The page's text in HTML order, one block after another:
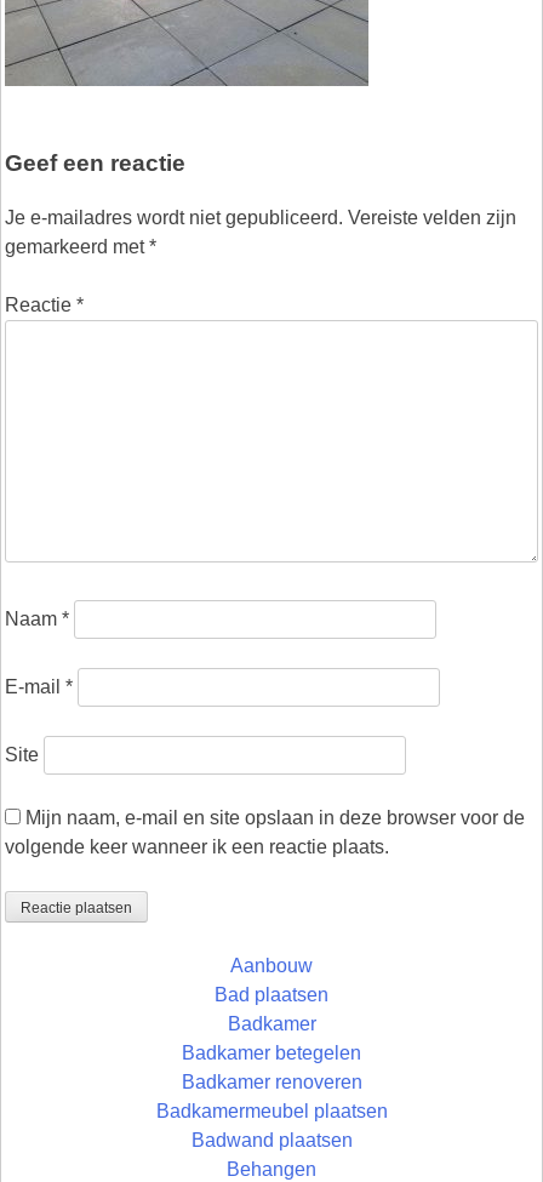
Geef een reactie
Je e-mailadres wordt niet gepubliceerd. Vereiste velden zijn
gemarkeerd met*
Reactie *
Naam *
E-mail *
Site
Mijn naam, e-mail en site opslaan in deze browser voor de
volgende keer wanneer ik een reactie plaats.
Aanbouw
Bad plaatsen
Badkamer
Badkamer betegelen
Badkamer renoveren
Badkamermeubel plaatsen
Badwand plaatsen
Behangen